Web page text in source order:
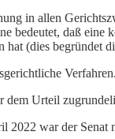
in allen
bedeutet, daß
(dies begründet
Urteil
2022 war der Senat